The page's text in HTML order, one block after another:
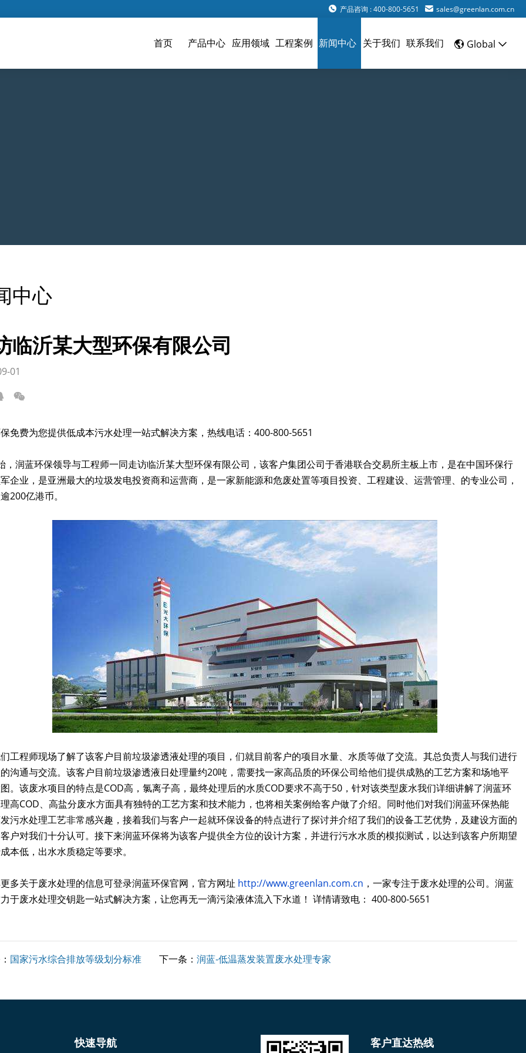
产品咨询 : 400-800-5651 sales@greenlan.com.cn
首页 产品中心 应用领域 工程案例 新闻中心 关于我们 联系我们 Global
中心
临沂某大型环保有限公司
01
免费为您提供低成本污水处理一站式解决方案，热线电话：400-800-5651
，润蓝环保领导与工程师一同走访临沂某大型环保有限公司，该客户集团公司于香港联合交易所主板上市，是在中国环保行
企业，是亚洲最大的垃圾发电投资商和运营商，是一家新能源和危废处置等项目投资、工程建设、运营管理、的专业公司，
200亿港币。
工程师现场了解了该客户目前垃圾渗透液处理的项目，们就目前客户的项目水量、水质等做了交流。其总负责人与我们进行
沟通与交流。该客户目前垃圾渗透液日处理量约20吨，需要找一家高品质的环保公司给他们提供成熟的工艺方案和场地平
。该废水项目的特点是COD高，氯离子高，最终处理后的水质COD要求不高于50，针对该类型废水我们详细讲解了润蓝环
高COD、高盐分废水方面具有独特的工艺方案和技术能力，也将相关案例给客户做了介绍。同时他们对我们润蓝环保热能
污水处理工艺非常感兴趣，接着我们与客户一起就环保设备的特点进行了探讨并介绍了我们的设备工艺优势，及建设方面的
户对我们十分认可。接下来润蓝环保将为该客户提供全方位的设计方案，并进行污水水质的模拟测试，以达到该客户所期望
本低，出水水质稳定等要求。
多关于废水处理的信息可登录润蓝环保官网，官方网址 http://www.greenlan.com.cn ，一家专注于废水处理的公司。润蓝
于废水处理交钥匙一站式解决方案，让您再无一滴污染液体流入下水道！ 详情请致电： 400-800-5651
国家污水综合排放等级划分标准 下一条： 润蓝-低温蒸发装置废水处理专家
快速导航 客户直达热线